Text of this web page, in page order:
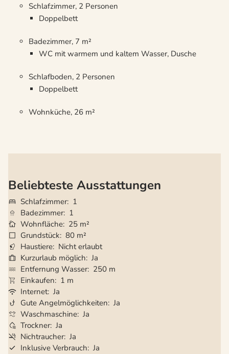
Schlafzimmer, 2 Personen
Doppelbett
Badezimmer, 7 m²
WC mit warmem und kaltem Wasser, Dusche
Schlafboden, 2 Personen
Doppelbett
Wohnküche, 26 m²
Beliebteste Ausstattungen
Schlafzimmer 1
Badezimmer 1
Wohnfläche 25 m²
Grundstück 80 m²
Haustiere Nicht erlaubt
Kurzurlaub möglich Ja
Entfernung Wasser 250 m
Einkaufen
1 m
Internet Ja
Gute Angelmöglichkeiten Ja
Waschmaschine Ja
Trockner Ja
Nichtraucher Ja
Inklusive Verbrauch Ja